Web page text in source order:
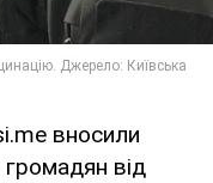
вносили
громадян від